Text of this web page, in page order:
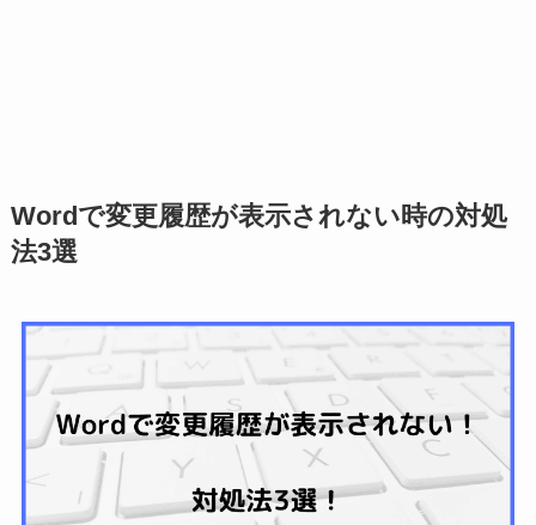
Wordで変更履歴が表示されない時の対処
法3選